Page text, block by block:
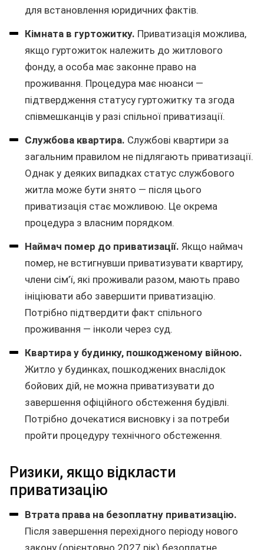
для встановлення юридичних фактів.
Кімната в гуртожитку. Приватизація можлива,
якщо гуртожиток належить до житлового
фонду, а особа має законне право на
проживання. Процедура має нюанси —
підтвердження статусу гуртожитку та згода
співмешканців у разі спільної приватизації.
Службова квартира. Службові квартири за
загальним правилом не підлягають приватизації.
Однак у деяких випадках статус службового
житла може бути знято — після цього
приватизація стає можливою. Це окрема
процедура з власним порядком.
Наймач помер до приватизації. Якщо наймач
помер, не встигнувши приватизувати квартиру,
члени сім’ї, які проживали разом, мають право
ініціювати або завершити приватизацію.
Потрібно підтвердити факт спільного
проживання — інколи через суд.
Квартира у будинку, пошкодженому війною.
Житло у будинках, пошкоджених внаслідок
бойових дій, не можна приватизувати до
завершення офіційного обстеження будівлі.
Потрібно дочекатися висновку і за потреби
пройти процедуру технічного обстеження.
Ризики, якщо відкласти
приватизацію
Втрата права на безоплатну приватизацію.
Після завершення перехідного періоду нового
закону (орієнтовно 2027 рік) безоплатне